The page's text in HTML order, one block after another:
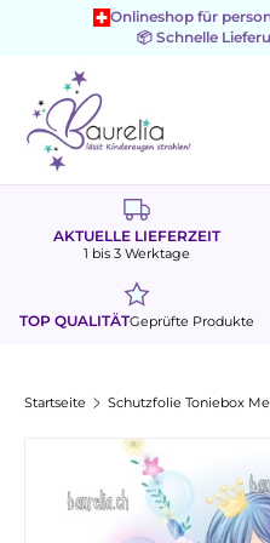
Direkt zum Inhalt
Onlineshop für
📦 Schnelle
Suchen
AKTUELLE LIEFERZEIT
1 bis 3 Werktage
TOP QUALITÄTGeprüfte Produkte
Startseite Schutzfolie Toniebox